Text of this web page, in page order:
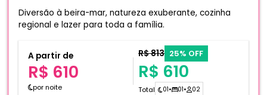
Diversão à beira-mar, natureza exuberante, cozinha
regional e lazer para toda a família.
A partir de
R$ 610
por noite
R$ 813 25% OFF
R$ 610
Total 01• 01• 02